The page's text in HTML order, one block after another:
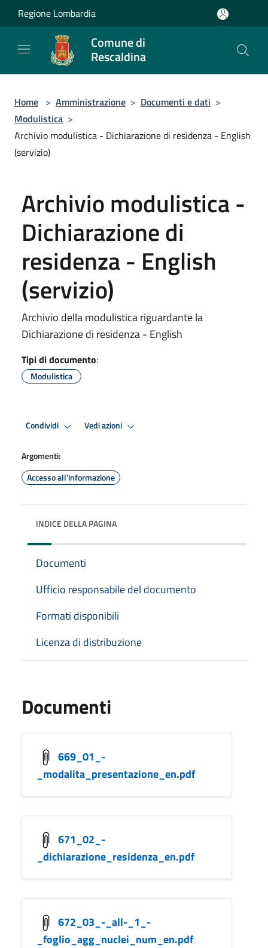
Salta al contenuto principale
Regione Lombardia
Comune di
Rescaldina
Home > Amministrazione > Documenti e dati >
Modulistica >
Archivio modulistica - Dichiarazione di residenza - English
(servizio)
Archivio modulistica -
Dichiarazione di
residenza - English
(servizio)
Archivio della modulistica riguardante la
Dichiarazione di residenza - English
Tipi di documento:
Modulistica
Condividi Vedi azioni
Argomenti:
Accesso all'informazione
INDICE DELLA PAGINA
Documenti
Ufficio responsabile del documento
Formati disponibili
Licenza di distribuzione
Documenti
669_01_-
_modalita_presentazione_en.pdf
671_02_-
_dichiarazione_residenza_en.pdf
672_03_-_all-_1_-
_foglio_agg_nuclei_num_en.pdf